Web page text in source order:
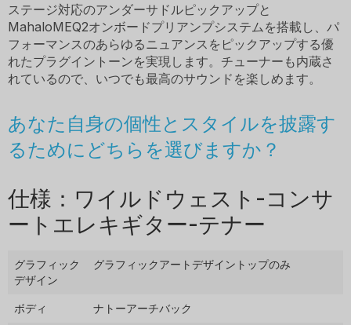
ステージ対応のアンダーサドルピックアップと
MahaloMEQ2オンボードプリアンプシステムを搭載し、パ
フォーマンスのあらゆるニュアンスをピックアップする優
れたプラグイントーンを実現します。チューナーも内蔵さ
れているので、いつでも最高のサウンドを楽しめます。
あなた自身の個性とスタイルを披露す
るためにどちらを選びますか？
仕様：ワイルドウェスト-コンサ
ートエレキギター-テナー
グラフィック
デザイン
グラフィックアートデザイントップのみ
ボディ ナトーアーチバック